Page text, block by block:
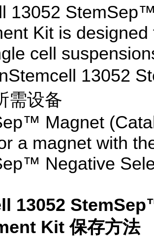
13052
Kit is
cell
13052
需设备
Magnet
a magnet with
Negative
13052
Kit 保存方法